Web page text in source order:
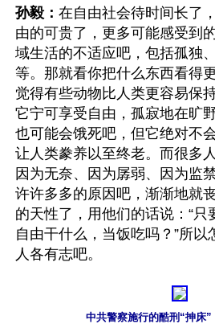
孙毅： 在自由社会待时间长了
由的可贵了，更多可能感受到
域生活的不适应吧，包括孤独
等。那就看你把什么东西看得
觉得有些动物比人类更容易保
它宁可享受自由，孤寂地在旷
也可能会饿死吧，但它绝对不
让人类豢养以至终老。而很多
因为无奈、因为孱弱、因为监
许许多多的原因吧，渐渐地就
的天性了，用他们的话说：“只
自由干什么，当饭吃吗？”所以
人各有志吧。
中共警察施行的酷刑“抻床”